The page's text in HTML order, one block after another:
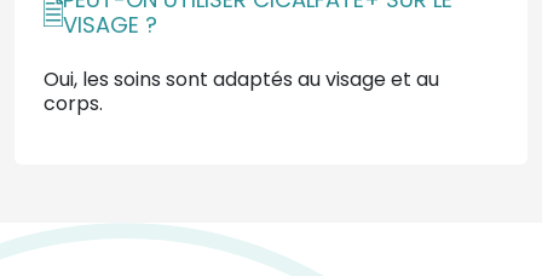
VISAGE ?
Oui, les soins sont adaptés au visage et au
corps.